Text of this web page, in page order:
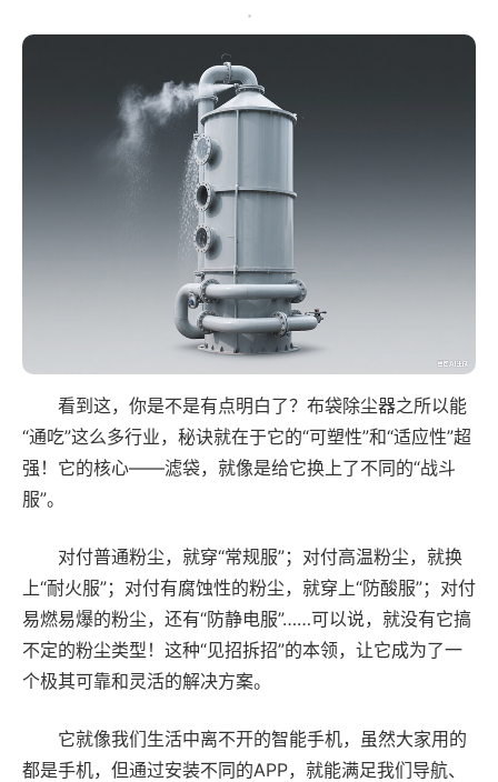
看到这，你是不是有点明白了？布袋除尘器之所以能
“通吃”这么多行业，秘诀就在于它的“可塑性”和“适应性”超
强！它的核心——滤袋，就像是给它换上了不同的“战斗
服”。
对付普通粉尘，就穿“常规服”；对付高温粉尘，就换
上“耐火服”；对付有腐蚀性的粉尘，就穿上“防酸服”；对付
易燃易爆的粉尘，还有“防静电服”……可以说，就没有它搞
不定的粉尘类型！这种“见招拆招”的本领，让它成为了一
个极其可靠和灵活的解决方案。
它就像我们生活中离不开的智能手机，虽然大家用的
都是手机，但通过安装不同的APP，就能满足我们导航、